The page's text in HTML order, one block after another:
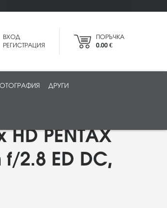
ВХОД
РЕГИСТРАЦИЯ
ПОРЪЧКА
0.00 €
ДРУГИ
PENTAX
2.8 ED DC,